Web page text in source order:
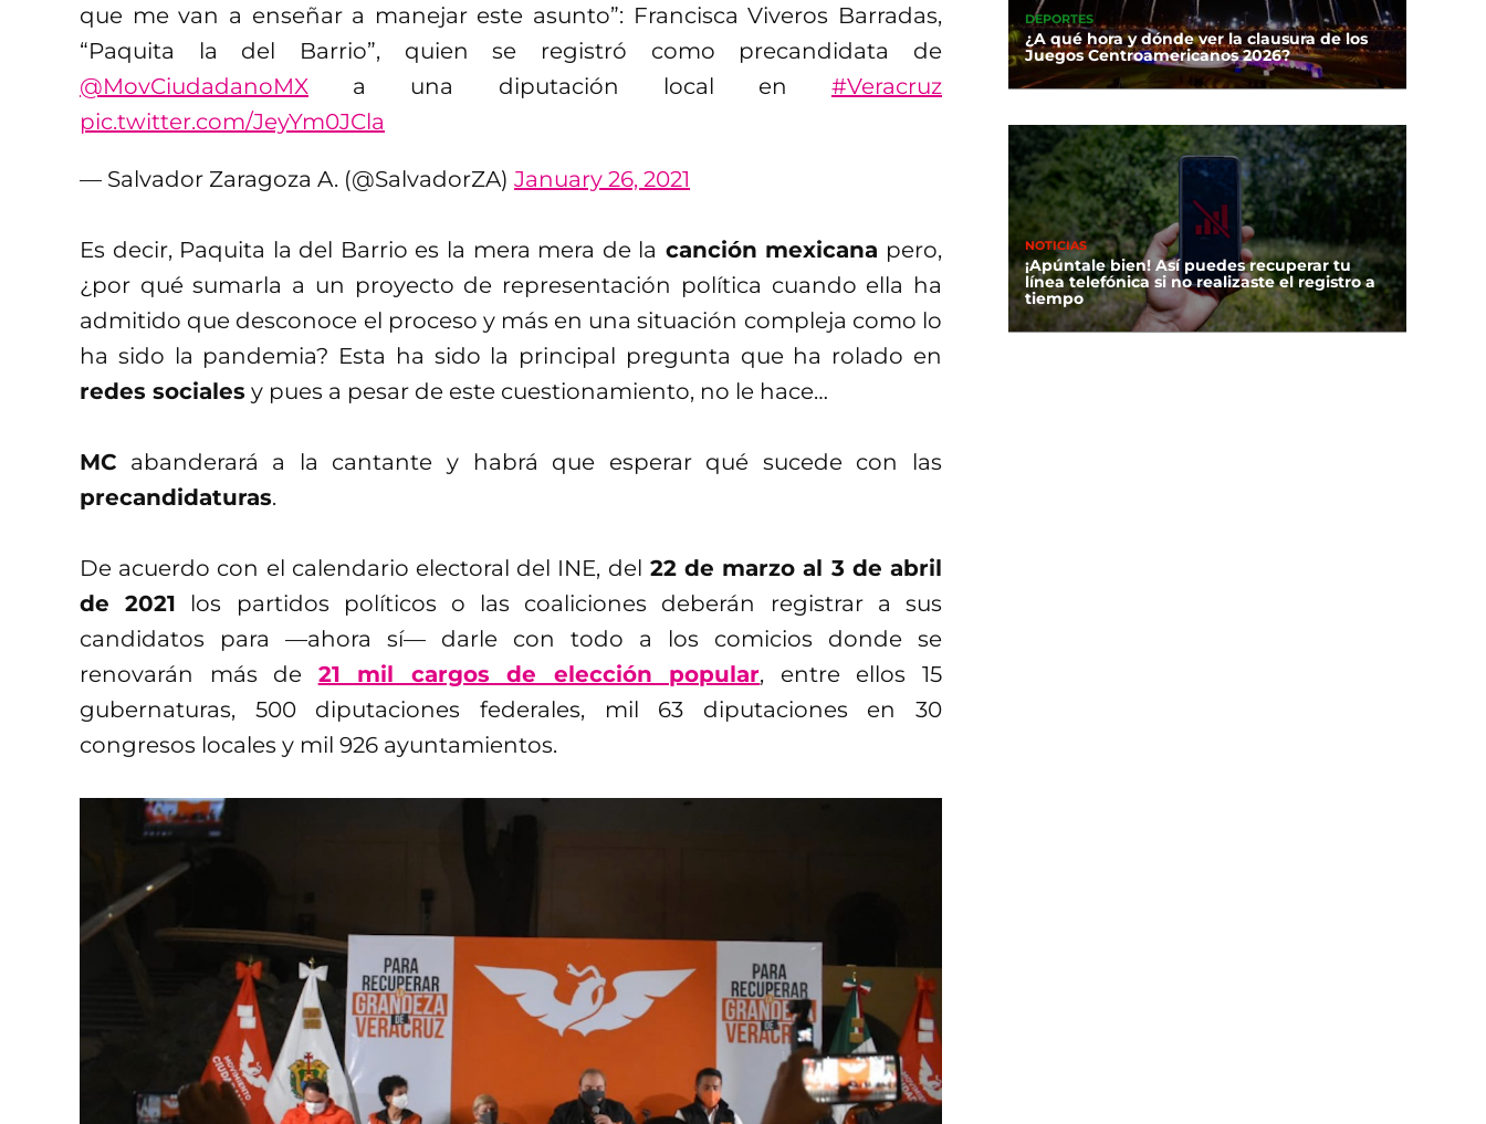
que me van a enseñar a manejar este asunto”: Francisca Viveros Barradas,
“Paquita la del Barrio”, quien se registró como precandidata de
@MovCiudadanoMX a una diputación local en #Veracruz
pic.twitter.com/JeyYm0JCla
— Salvador Zaragoza A. (@SalvadorZA) January 26, 2021
Es decir, Paquita la del Barrio es la mera mera de la canción mexicana pero,
¿por qué sumarla a un proyecto de representación política cuando ella ha
admitido que desconoce el proceso y más en una situación compleja como lo
ha sido la pandemia? Esta ha sido la principal pregunta que ha rolado en
redes sociales y pues a pesar de este cuestionamiento, no le hace…
MC abanderará a la cantante y habrá que esperar qué sucede con las
precandidaturas.
De acuerdo con el calendario electoral del INE, del 22 de marzo al 3 de abril
de 2021 los partidos políticos o las coaliciones deberán registrar a sus
candidatos para —ahora sí— darle con todo a los comicios donde se
renovarán más de 21 mil cargos de elección popular, entre ellos 15
gubernaturas, 500 diputaciones federales, mil 63 diputaciones en 30
congresos locales y mil 926 ayuntamientos.
DEPORTES
¿A qué hora y dónde ver la clausura de los
Juegos Centroamericanos 2026?
NOTICIAS
¡Apúntale bien! Así puedes recuperar tu
línea telefónica si no realizaste el registro a
tiempo